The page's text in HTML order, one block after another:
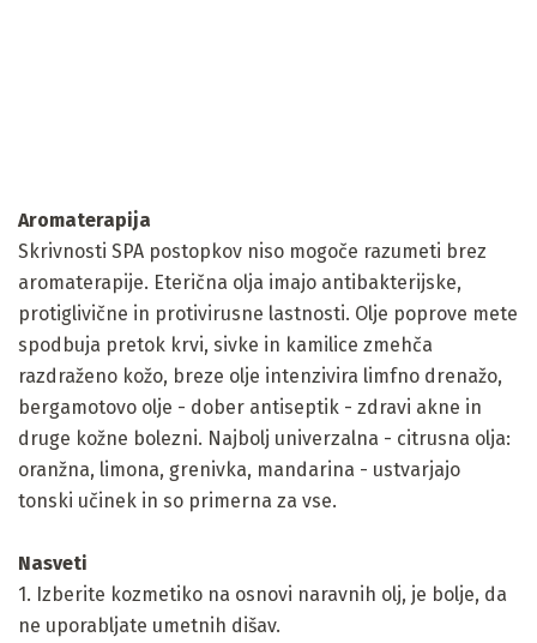
Aromaterapija
Skrivnosti SPA postopkov niso mogoče razumeti brez
aromaterapije. Eterična olja imajo antibakterijske,
protiglivične in protivirusne lastnosti. Olje poprove mete
spodbuja pretok krvi, sivke in kamilice zmehča
razdraženo kožo, breze olje intenzivira limfno drenažo,
bergamotovo olje - dober antiseptik - zdravi akne in
druge kožne bolezni. Najbolj univerzalna - citrusna olja:
oranžna, limona, grenivka, mandarina - ustvarjajo
tonski učinek in so primerna za vse.
Nasveti
1. Izberite kozmetiko na osnovi naravnih olj, je bolje, da
ne uporabljate umetnih dišav.